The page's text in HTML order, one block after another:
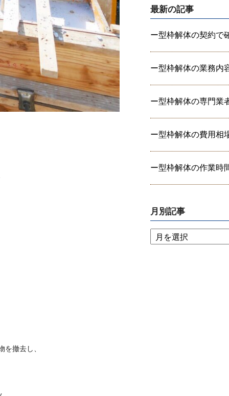
撤去し、
最新の記事
ー型枠解体の契約で
ー型枠解体の業務内
ー型枠解体の専門業
ー型枠解体の費用相
ー型枠解体の作業時
月別記事